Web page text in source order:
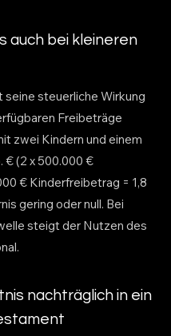
auch bei kleineren
steuerliche Wirkung
Freibeträge
zwei Kindern und einem
€ (2 x 500.000 €
€ Kinderfreibetrag = 1,8
gering oder null. Bei
steigt der Nutzen des
nachträglich in ein